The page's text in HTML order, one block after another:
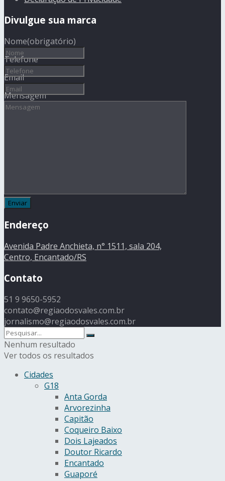
Divulgue sua marca
Nome(obrigatório)
Telefone
Email
Mensagem
Endereço
Avenida Padre Anchieta, n° 1511, sala 204,
Centro, Encantado/RS
Contato
51 9 9650-5952
contato@regiaodosvales.com.br
jornalismo@regiaodosvales.com.br
Nenhum resultado
Ver todos os resultados
Cidades
G18
Anta Gorda
Arvorezinha
Capitão
Coqueiro Baixo
Dois Lajeados
Doutor Ricardo
Encantado
Guaporé